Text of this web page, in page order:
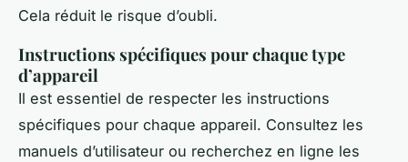
Cela réduit le risque d’oubli.
Instructions spécifiques pour chaque type
d’appareil
Il est essentiel de respecter les instructions
spécifiques pour chaque appareil. Consultez les
manuels d’utilisateur ou recherchez en ligne les